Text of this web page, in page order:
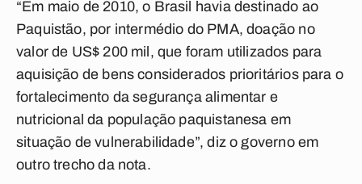
“Em maio de 2010, o Brasil havia destinado ao
Paquistão, por intermédio do PMA, doação no
valor de US$ 200 mil, que foram utilizados para
aquisição de bens considerados prioritários para o
fortalecimento da segurança alimentar e
nutricional da população paquistanesa em
situação de vulnerabilidade”, diz o governo em
outro trecho da nota.